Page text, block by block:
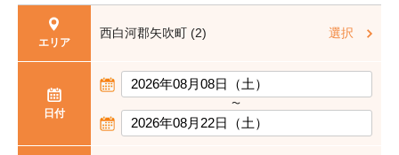
エリア
西白河郡矢吹町 (2) 選択
日付
〜